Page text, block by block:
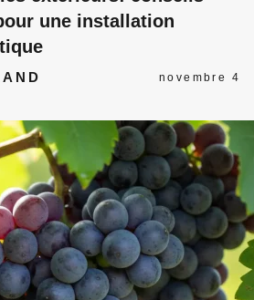
une installation
novembre 4